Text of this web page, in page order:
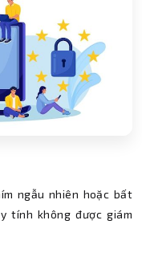
ngẫu nhiên hoặc bất
tính không được giám